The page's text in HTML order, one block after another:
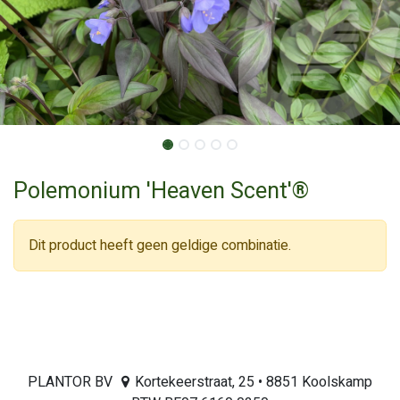
Polemonium 'Heaven Scent'®
Dit product heeft geen geldige combinatie.
PLANTOR BV
Kortekeerstraat, 25 • 8851 Koolskamp